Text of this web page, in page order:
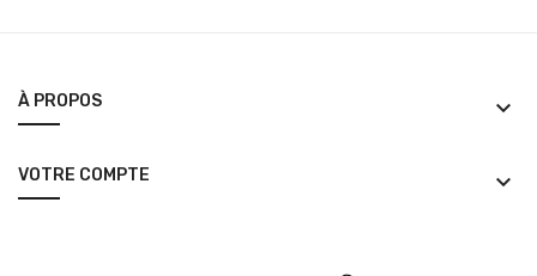
À PROPOS keyboard_arrow_down
VOTRE COMPTE keyboard_arrow_down